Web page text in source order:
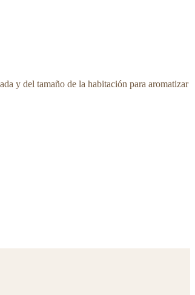
y del tamaño de la habitación para aromatizar